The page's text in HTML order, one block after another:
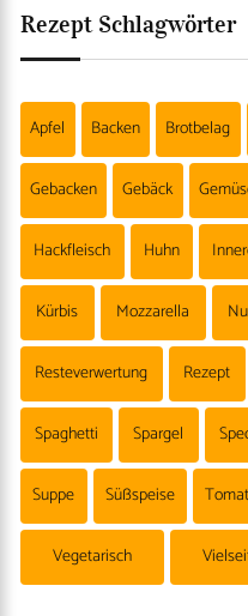
Rezept Schlagwörter
Apfel Backen Brotbelag
Gebacken Gebäck
Hackfleisch Huhn
Kürbis Mozzarella
Resteverwertung Rezept
Spaghetti Spargel
Suppe Süßspeise
Vegetarisch